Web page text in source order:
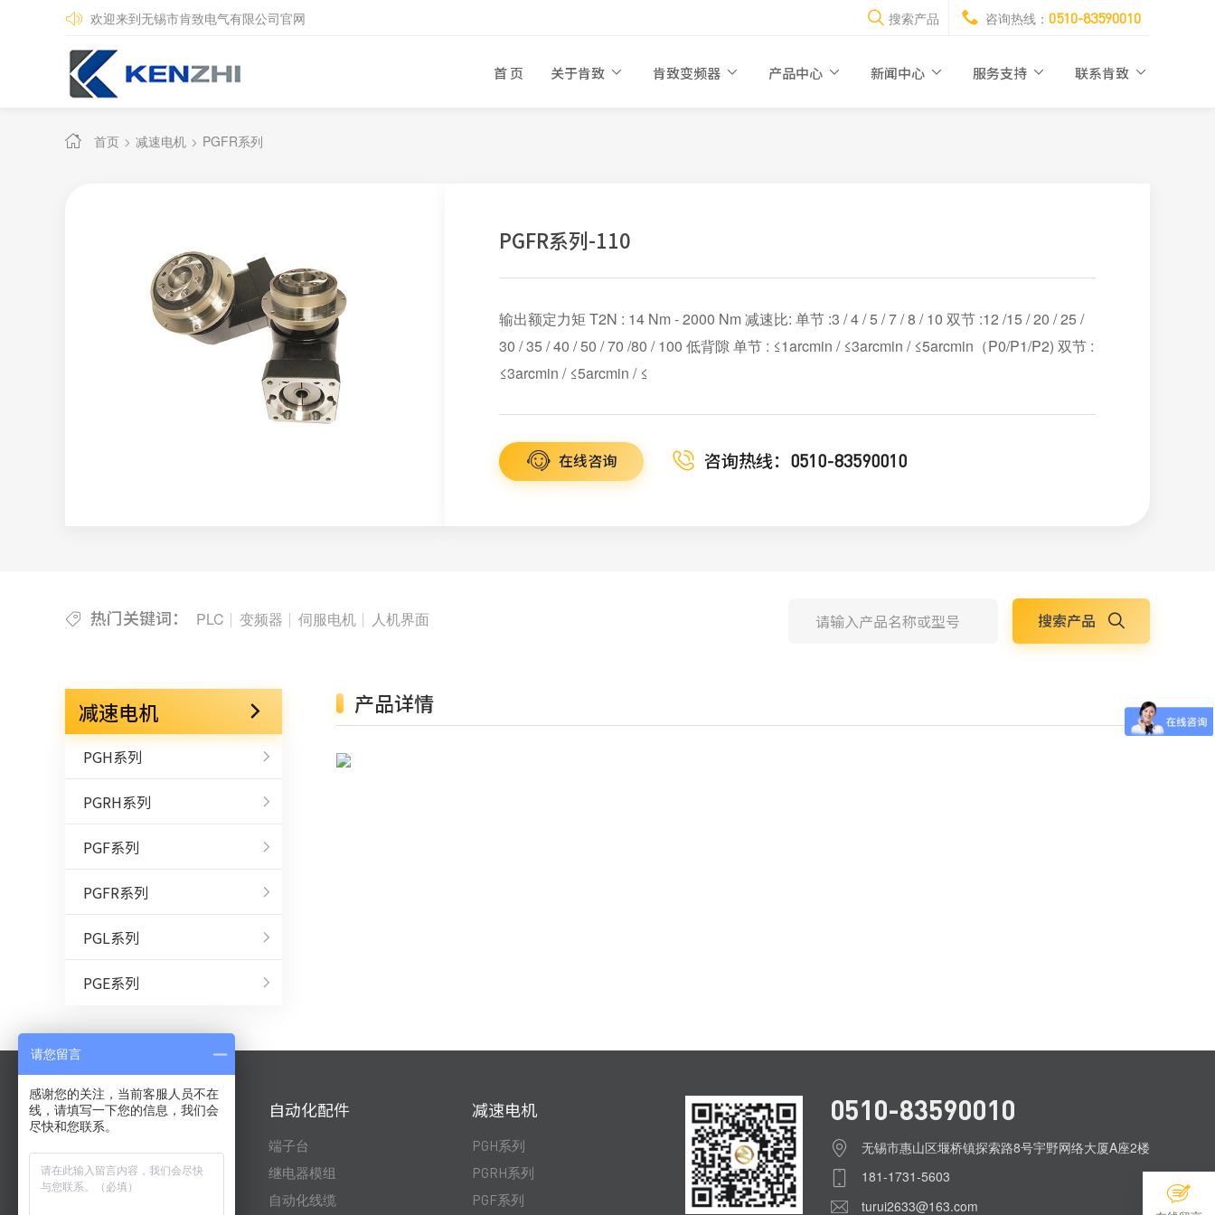
欢迎来到无锡市肯致电气有限公司官网 搜索产品 咨询热线： 0510-83590010
首 页 关于肯致 肯致变频器 产品中心 新闻中心 服务支持 联系肯致
首页 减速电机 PGFR系列
PGFR系列-110
输出额定力矩 T2N : 14 Nm - 2000 Nm 减速比: 单节 :3 / 4 / 5 / 7 / 8 / 10 双节 :12 /15 / 20 / 25 /
30 / 35 / 40 / 50 / 70 /80 / 100 低背隙 单节 : ≤1arcmin / ≤3arcmin / ≤5arcmin（P0/P1/P2) 双节 :
≤3arcmin / ≤5arcmin / ≤
在线咨询 咨询热线： 0510-83590010
热门关键词： PLC 变频器 伺服电机 人机界面 搜索产品
减速电机
PGH系列
PGRH系列
PGF系列
PGFR系列
PGL系列
PGE系列
产品详情
自动化产品
台达
自动化配件
端子台
继电器模组
自动化线缆
减速电机
PGH系列
PGRH系列
PGF系列
0510-83590010
无锡市惠山区堰桥镇探索路8号宇野网络大厦A座2楼
181-1731-5603
turui2633@163.com
请您留言
感谢您的关注，当前客服人员不在
线，请填写一下您的信息，我们会
尽快和您联系。